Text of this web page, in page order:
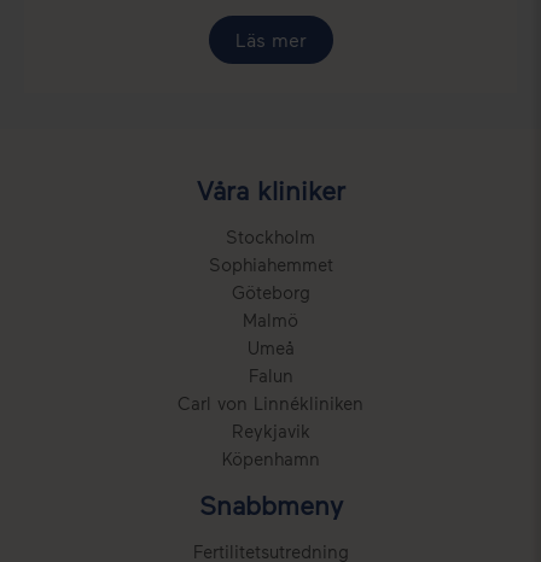
Stockholm
Göteborg
Malmö
Umeå
Falun
Carl von Linnékliniken
Reykjavik
Köpenhamn
Snabbmeny
Fertilitetsutredning
Priser